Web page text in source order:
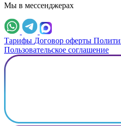
Мы в мессенджерах
Тарифы Договор оферты
Пользовательское соглашение